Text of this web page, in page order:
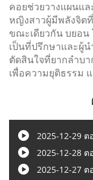
คอยช่วยวางแผนแ
หญิงสาวผู้มีพลังจิต
ขณะเดียวกัน บยอ
เป็นที่ปรึกษาและผู้น
ตัดสินใจที่ยากลำบ
เพื่อความยุติธรรม
2025-12-29
2025-12-28 ต
2025-12-27 ต